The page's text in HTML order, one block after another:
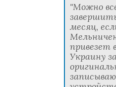
"Можно
месяц,
привезет
Украину